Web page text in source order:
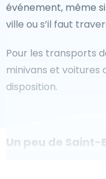
événement, même
ville ou s’il faut
Pour les transports
minivans et voitures
disposition.
Un peu de Saint-